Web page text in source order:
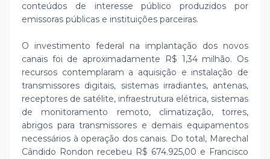
conteúdos de interesse público produzidos por
emissoras públicas e instituições parceiras.
O investimento federal na implantação dos novos
canais foi de aproximadamente R$ 1,34 milhão. Os
recursos contemplaram a aquisição e instalação de
transmissores digitais, sistemas irradiantes, antenas,
receptores de satélite, infraestrutura elétrica, sistemas
de monitoramento remoto, climatização, torres,
abrigos para transmissores e demais equipamentos
necessários à operação dos canais. Do total, Marechal
Cândido Rondon recebeu R$ 674.925,00 e Francisco